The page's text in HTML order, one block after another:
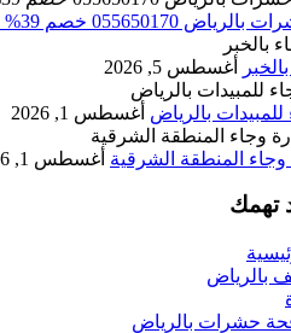
39% القضاء التام علي الحشرات والقوارض
أغسطس 5, 2026
بالرياض أغسطس 1, 2026
وجاء المنطقة الشرقية أغسطس 1, 2026
تهمك
بالرياض
حشرات بالرياض